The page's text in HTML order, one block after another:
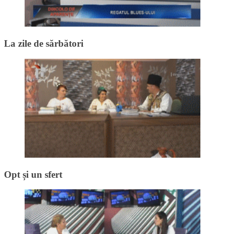
La zile de sărbători
Opt și un sfert